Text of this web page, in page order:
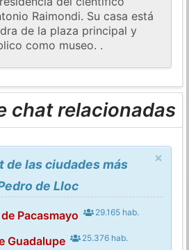
Raimondi. Su casa está
de la plaza principal y
como museo. .
chat relacionadas
×
de las ciudades más
de Lloc
Pacasmayo 29.165 hab.
Guadalupe 25.376 hab.